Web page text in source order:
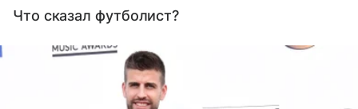
Что сказал футболист?